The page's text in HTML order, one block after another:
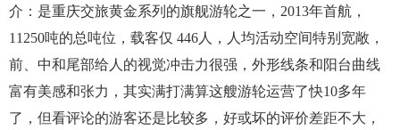
介：是重庆交旅黄金系列的旗舰游轮之一，2013年首航，
11250吨的总吨位，载客仅 446人，人均活动空间特别宽敞，
前、中和尾部给人的视觉冲击力很强，外形线条和阳台曲线
富有美感和张力，其实满打满算这艘游轮运营了快10多年
了，但看评论的游客还是比较多，好或坏的评价差距不大，